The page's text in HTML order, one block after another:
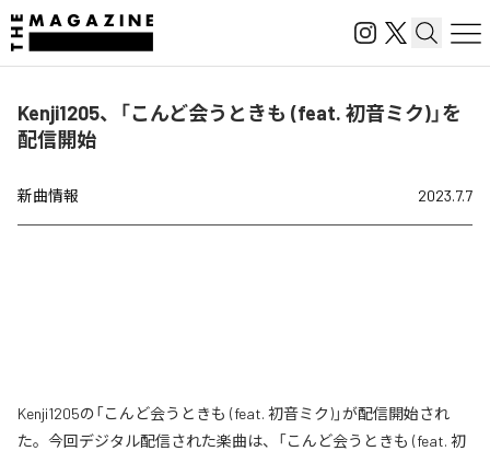
Kenji1205、「こんど会うときも (feat. 初音ミク)」を
配信開始
新曲情報 2023.7.7
Kenji1205の「こんど会うときも (feat. 初音ミク)」が配信開始され
た。今回デジタル配信された楽曲は、「こんど会うときも (feat. 初